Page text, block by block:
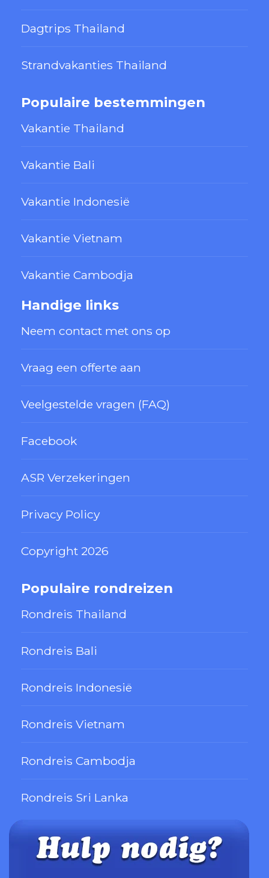
Dagtrips Thailand
Strandvakanties Thailand
Populaire bestemmingen
Vakantie Thailand
Vakantie Bali
Vakantie Indonesië
Vakantie Vietnam
Vakantie Cambodja
Handige links
Neem contact met ons op
Vraag een offerte aan
Veelgestelde vragen (FAQ)
Facebook
ASR Verzekeringen
Privacy Policy
Copyright 2026
Populaire rondreizen
Rondreis Thailand
Rondreis Bali
Rondreis Indonesië
Rondreis Vietnam
Rondreis Cambodja
Rondreis Sri Lanka